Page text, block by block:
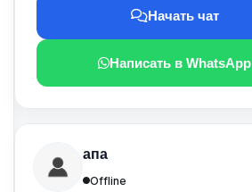
Начать чат
Написать в WhatsApp
апа
Offline